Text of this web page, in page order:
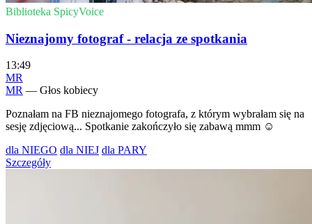
Biblioteka SpicyVoice
Nieznajomy fotograf - relacja ze spotkania
13:49
MR
MR — Głos kobiecy
Poznałam na FB nieznajomego fotografa, z którym wybrałam się na
sesję zdjęciową... Spotkanie zakończyło się zabawą mmm ☺️
dla NIEGO dla NIEJ dla PARY
Szczegóły